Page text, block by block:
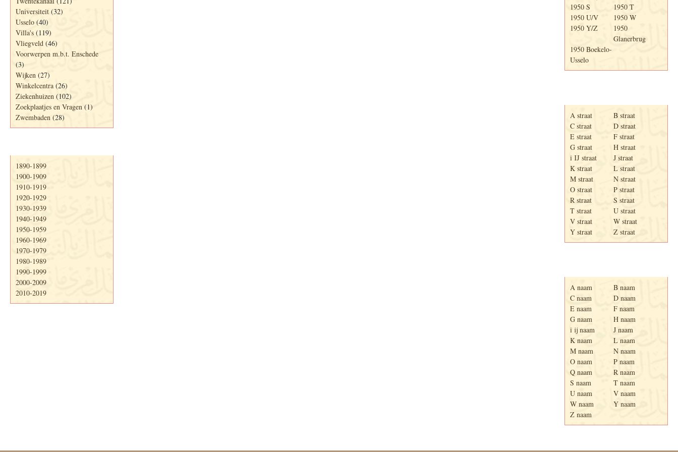
Universiteit (32)
Usselo (40)
Villa's (119)
Vliegveld (46)
Voorwerpen m.b.t. Enschede
(3)
Wijken (27)
Winkelcentra (26)
Ziekenhuizen (102)
Zoekplaatjes en Vragen (1)
Zwembaden (28)
1890-1899
1900-1909
1910-1919
1920-1929
1930-1939
1940-1949
1950-1959
1960-1969
1970-1979
1980-1989
1990-1999
2000-2009
2010-2019
1950 S
1950 T
1950 U/V
1950 W
1950 Y/Z
1950
Glanerbrug
1950 Boekelo-
Usselo
A straat
B straat
C straat
D straat
E straat
F straat
G straat
H straat
i IJ straat
J straat
K straat
L straat
M straat
N straat
O straat
P straat
R straat
S straat
T straat
U straat
V straat
W straat
Y straat
Z straat
A naam
B naam
C naam
D naam
E naam
F naam
G naam
H naam
i ij naam
J naam
K naam
L naam
M naam
N naam
O naam
P naam
Q naam
R naam
S naam
T naam
U naam
V naam
W naam
Y naam
Z naam